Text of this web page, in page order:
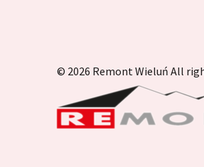
© 2026 Remont Wieluń All